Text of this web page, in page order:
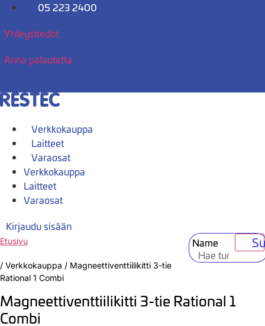
Mene
05 223 2400
Yhteystiedot
Anna palautetta
Verkkokauppa
Laitteet
Varaosat
Verkkokauppa
Laitteet
Varaosat
Kirjaudu sisään
Name
Etusivu
/ Verkkokauppa / Magneettiventtiilikitti 3-tie
Rational 1 Combi
Magneettiventtiilikitti 3-tie Rational 1
Combi